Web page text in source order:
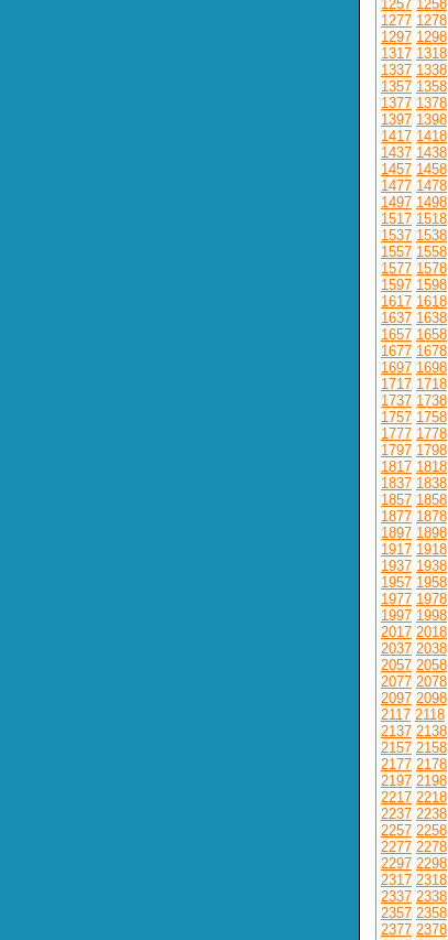
1257 1258
1277 1278
1297 1298
1317 1318
1337 1338
1357 1358
1377 1378
1397 1398
1417 1418
1437 1438
1457 1458
1477 1478
1497 1498
1517 1518
1537 1538
1557 1558
1577 1578
1597 1598
1617 1618
1637 1638
1657 1658
1677 1678
1697 1698
1717 1718
1737 1738
1757 1758
1777 1778
1797 1798
1817 1818
1837 1838
1857 1858
1877 1878
1897 1898
1917 1918
1937 1938
1957 1958
1977 1978
1997 1998
2017 2018
2037 2038
2057 2058
2077 2078
2097 2098
2117 2118
2137 2138
2157 2158
2177 2178
2197 2198
2217 2218
2237 2238
2257 2258
2277 2278
2297 2298
2317 2318
2337 2338
2357 2358
2377 2378